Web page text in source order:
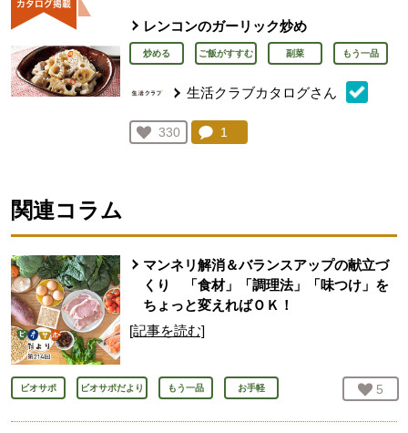
レンコンのガーリック炒め
炒める ご飯がすすむ 副菜 もう一品
生活クラブカタログさん
お気に入り登録：
330
人が登録
コメント：
1
関連コラム
マンネリ解消＆バランスアップの献立づ
くり 「食材」「調理法」「味つけ」を
ちょっと変えればＯＫ！
[記事を読む]
ビオサポ ビオサポだより もう一品 お手軽 お気
5